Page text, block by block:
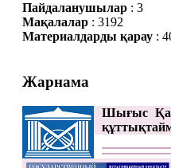
Пайдаланушылар: 3
Мақалалар: 3192
Материалдарды қарау:
Жарнама
Шығыс